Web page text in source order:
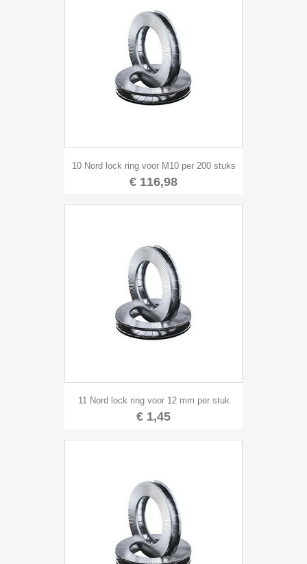
10 Nord lock ring voor M10 per 200 stuks
€ 116,98
11 Nord lock ring voor 12 mm per stuk
€ 1,45